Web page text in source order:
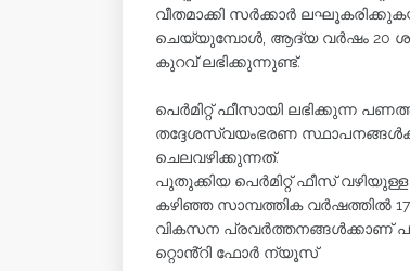
വീതമാക്കി സര്‍ക്കാര്‍
ചെയ്യുമ്പോള്‍, ആദ്യ വര്‍ഷം 20
കുറവ് ലഭിക്കുന്നുണ്ട്.
പെര്‍മിറ്റ് ഫീസായി ലഭിക്കുന്ന
തദ്ദേശസ്വയംഭരണ
ചെലവഴിക്കുന്നത്.
പുതുക്കിയ പെര്‍മിറ്റ് ഫീസ്
കഴിഞ്ഞ സാമ്പത്തിക വര്‍ഷത്തില്‍
വികസന പ്രവര്‍ത്തനങ്ങള്‍ക്കാണ്
റ്റൊൻ്റി ഫോർ ന്യൂസ്